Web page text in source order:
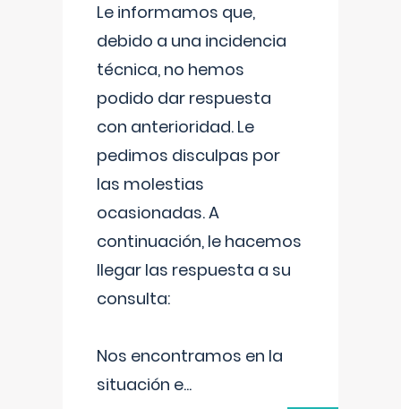
Le informamos que,
debido a una incidencia
técnica, no hemos
podido dar respuesta
con anterioridad. Le
pedimos disculpas por
las molestias
ocasionadas. A
continuación, le hacemos
llegar las respuesta a su
consulta:
Nos encontramos en la
situación e...